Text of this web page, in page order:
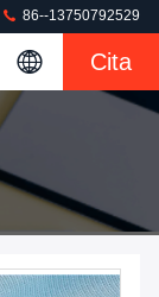
86--13750792529
Cita